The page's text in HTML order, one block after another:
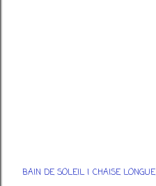
BAIN DE SOLEIL | CHAISE LONGUE